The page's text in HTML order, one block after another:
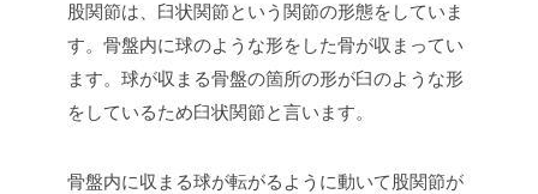
股関節は、臼状関節という関節の形態をしていま
す。骨盤内に球のような形をした骨が収まってい
ます。球が収まる骨盤の箇所の形が臼のような形
をしているため臼状関節と言います。
骨盤内に収まる球が転がるように動いて股関節が